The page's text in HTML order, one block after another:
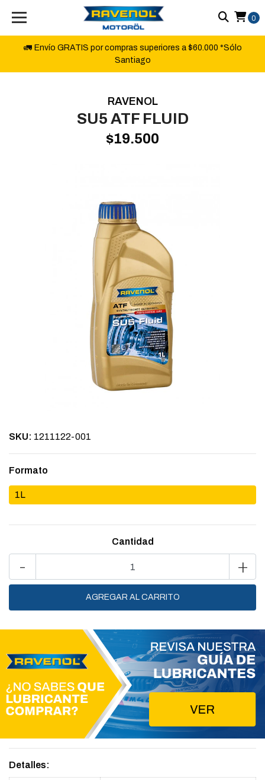
🚛 Envío GRATIS por compras superiores a $60.000 *Sólo
Santiago
0
RAVENOL
SU5 ATF FLUID
$19.500
SKU: 1211122-001
Formato
1L
Cantidad
- +
Detalles: